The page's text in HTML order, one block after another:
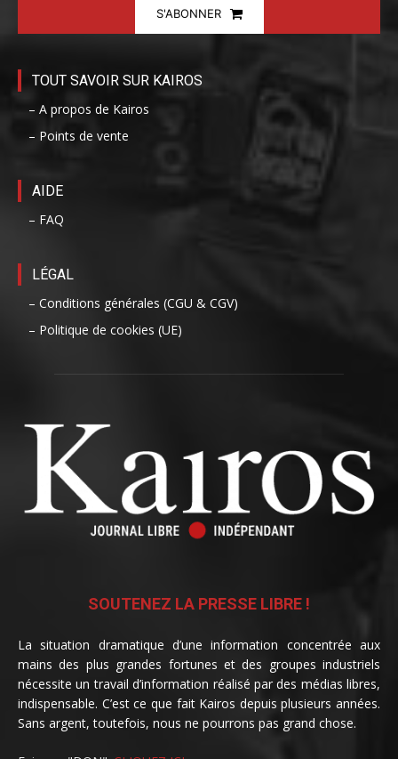
S'ABONNER
TOUT SAVOIR SUR KAIROS
– A propos de Kairos
– Points de vente
AIDE
– FAQ
LÉGAL
– Conditions générales (CGU & CGV)
– Politique de cookies (UE)
SOUTENEZ LA PRESSE LIBRE !
La situation dramatique d’une information concentrée aux
mains des plus grandes fortunes et des groupes industriels
nécessite un travail d’information réalisé par des médias libres,
indispensable. C’est ce que fait Kairos depuis plusieurs années.
Sans argent, toutefois, nous ne pourrons pas grand chose.